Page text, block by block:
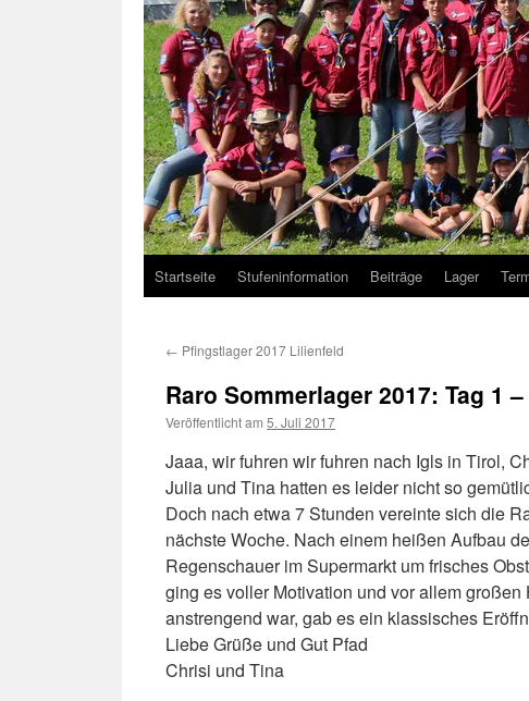
Startseite Stufeninformation Beiträge Lager
← Pfingstlager 2017 Lilienfeld
Raro Sommerlager 2017: Tag 1
Veröffentlicht am 5. Juli 2017
Jaaa, wir fuhren wir fuhren nach Igls in Tirol,
Julia und Tina hatten es leider nicht so
Doch nach etwa 7 Stunden vereinte sich die
nächste Woche. Nach einem heißen Aufbau
Regenschauer im Supermarkt um frisches
ging es voller Motivation und vor allem
anstrengend war, gab es ein klassisches
Liebe Grüße und Gut Pfad
Chrisi und Tina